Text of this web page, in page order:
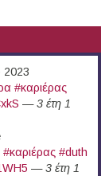
2023
#καριέρας
—3 έτη 1
#καριέρας #duth
—3 έτη 1